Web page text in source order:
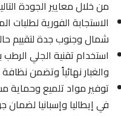
من خلال معايير الجودة التالية:
الاستجابة الفورية لطلبات
شمال وجنوب جدة لتقييم حالة
استخدام تقنية الجلي الرطب
والغبار نهائياً وتضمن نظافة
توفير مواد تلميع وحماية
في إيطاليا وإسبانيا لضمان